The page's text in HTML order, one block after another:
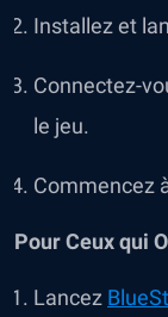
Installez et
Connectez-
le jeu.
Commencez
Pour Ceux qui
Lancez